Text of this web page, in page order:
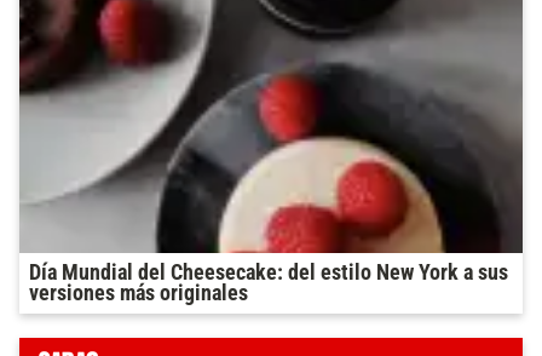
Día Mundial del Cheesecake: del estilo New York a sus
versiones más originales